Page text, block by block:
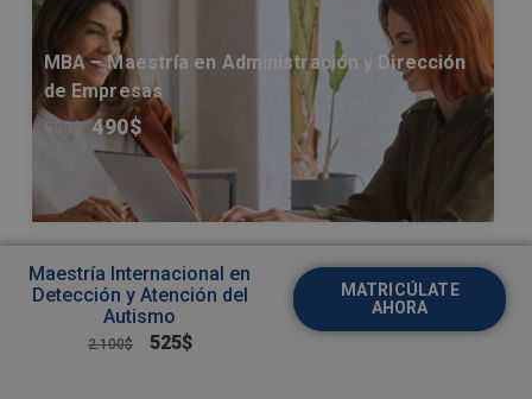
MBA – Maestría en Administración y Dirección
de Empresas
980$ 490$
Maestría Internacional en
Detección y Atención del
Autismo
2.100$ 525$
MATRICÚLATE
AHORA